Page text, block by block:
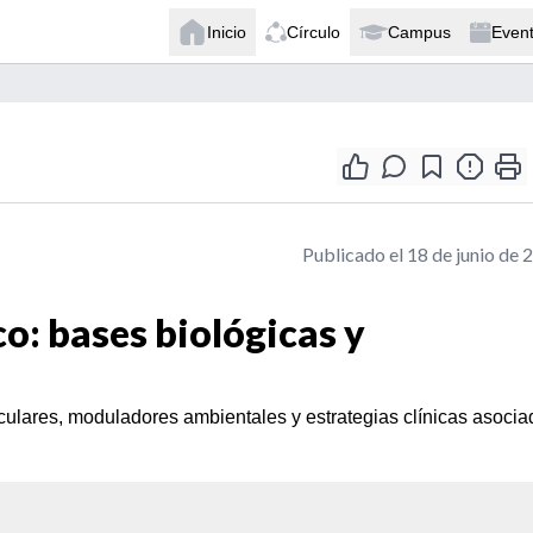
Inicio Círculo Campus
Publicado el 18 de junio de
bases biológicas y
moduladores ambientales y estrategias clínicas